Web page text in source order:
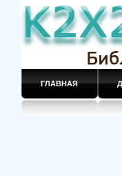
ГЛАВНАЯ